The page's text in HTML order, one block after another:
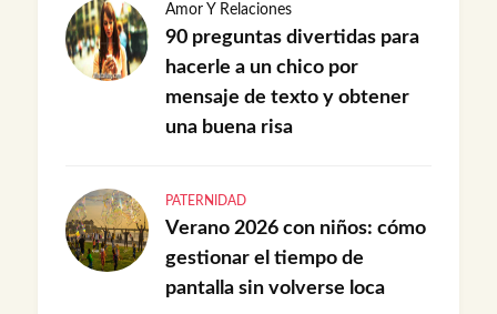
Amor Y Relaciones
90 preguntas divertidas para
hacerle a un chico por
mensaje de texto y obtener
una buena risa
PATERNIDAD
Verano 2026 con niños: cómo
gestionar el tiempo de
pantalla sin volverse loca